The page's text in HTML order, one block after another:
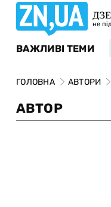
не
ВАЖЛИВІ ТЕМИ
ГОЛОВНА АВТОРИ
АВТОР